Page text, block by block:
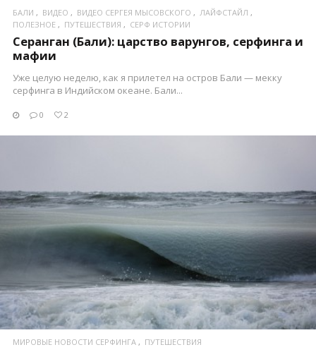
БАЛИ ВИДЕО ВИДЕО СЕРГЕЯ МЫСОВСКОГО
ЛАЙФСТАЙЛ
ПОЛЕЗНОЕ
ПУТЕШЕСТВИЯ СЕРФ ИСТОРИИ
Серанган (Бали): царство варунгов, серфинга и
мафии
Уже целую неделю, как я прилетел на остров Бали — мекку
серфинга в Индийском океане. Бали...
0 2
ПОСМОТРЕТЬ
МИРОВЫЕ НОВОСТИ СЕРФИНГА ПУТЕШЕСТВИЯ